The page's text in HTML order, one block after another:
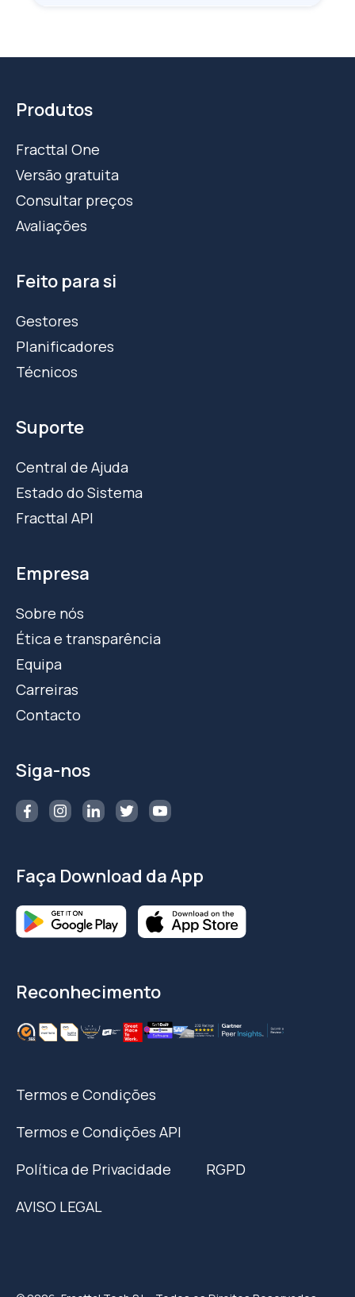
Produtos
Fracttal One
Versão gratuita
Consultar preços
Avaliações
Feito para si
Gestores
Planificadores
Técnicos
Suporte
Central de Ajuda
Estado do Sistema
Fracttal API
Empresa
Sobre nós
Ética e transparência
Equipa
Carreiras
Contacto
Siga-nos
Faça Download da App
Reconhecimento
Termos e Condições
Termos e Condições API
Política de Privacidade
RGPD
AVISO LEGAL